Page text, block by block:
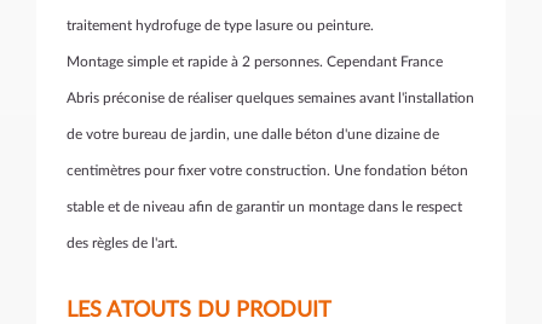
traitement hydrofuge de type lasure ou peinture.
Montage simple et rapide à 2 personnes. Cependant France
Abris préconise de réaliser quelques semaines avant l'installation
de votre bureau de jardin, une dalle béton d'une dizaine de
centimètres pour fixer votre construction. Une fondation béton
stable et de niveau afin de garantir un montage dans le respect
des règles de l'art.
LES ATOUTS DU PRODUIT